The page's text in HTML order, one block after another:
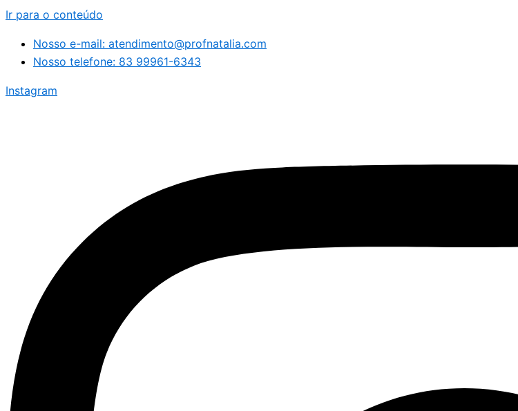
Ir para o conteúdo
Nosso e-mail: atendimento@profnatalia.com
Nosso telefone: 83 99961-6343
Instagram